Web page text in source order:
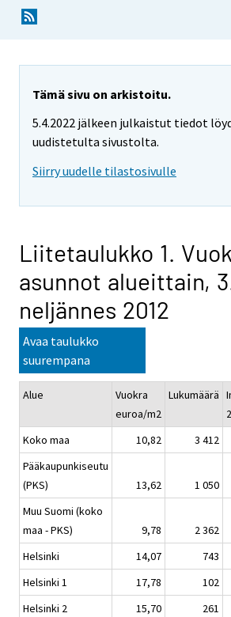
Tämä sivu on arkistoitu.
5.4.2022 jälkeen julkaistut tiedot
uudistetulta sivustolta.
Siirry uudelle tilastosivulle
Liitetaulukko 1.
asunnot alueittain,
neljännes 2012
Avaa taulukko
suurempana
Alue
Vuokra
euroa/m2
Lukumäärä
Koko maa
10,82 3 412
Pääkaupunkiseutu
(PKS)
13,62 1 050
Muu Suomi (koko
maa - PKS)
9,78 2 362
Helsinki
14,07 743
Helsinki 1
17,78 102
Helsinki 2
15,70 261